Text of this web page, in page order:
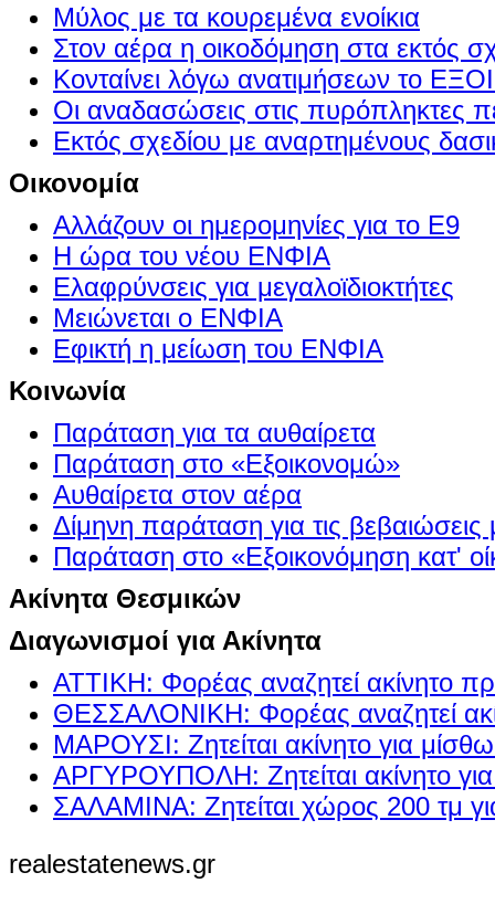
Μύλος με τα κουρεμένα ενοίκια
Στον αέρα η οικοδόμηση στα εκτός
Κονταίνει λόγω ανατιμήσεων το
Οι αναδασώσεις στις πυρόπληκτες
Εκτός σχεδίου με αναρτημένους
Οικονομία
Αλλάζουν οι ημερομηνίες για το Ε9
Η ώρα του νέου ΕΝΦΙΑ
Ελαφρύνσεις για μεγαλοϊδιοκτήτες
Μειώνεται ο ΕΝΦΙΑ
Εφικτή η μείωση του ΕΝΦΙΑ
Κοινωνία
Παράταση για τα αυθαίρετα
Παράταση στο «Εξοικονομώ»
Αυθαίρετα στον αέρα
Δίμηνη παράταση για τις βεβαιώσεις
Παράταση στο «Εξοικονόμηση κατ'
Ακίνητα Θεσμικών
Διαγωνισμοί για Ακίνητα
ΑΤΤΙΚΗ: Φορέας αναζητεί ακίνητο
ΘΕΣΣΑΛΟΝΙΚΗ: Φορέας αναζητεί
ΜΑΡΟΥΣΙ: Ζητείται ακίνητο για
ΑΡΓΥΡΟΥΠΟΛΗ: Ζητείται ακίνητο
ΣΑΛΑΜΙΝΑ: Ζητείται χώρος 200 τμ
realestatenews.gr